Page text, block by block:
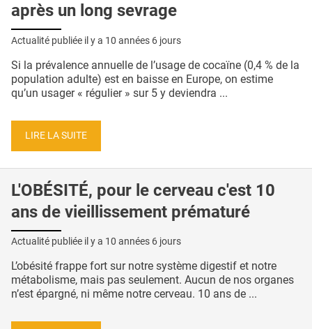
après un long sevrage
Actualité publiée il y a 10 années 6 jours
Si la prévalence annuelle de l’usage de cocaïne (0,4 % de la
population adulte) est en baisse en Europe, on estime
qu’un usager « régulier » sur 5 y deviendra ...
LIRE LA SUITE
L'OBÉSITÉ, pour le cerveau c'est 10
ans de vieillissement prématuré
Actualité publiée il y a 10 années 6 jours
L’obésité frappe fort sur notre système digestif et notre
métabolisme, mais pas seulement. Aucun de nos organes
n’est épargné, ni même notre cerveau. 10 ans de ...